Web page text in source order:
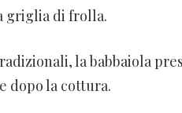
griglia di frolla.
la babbaiola
dopo la cottura.